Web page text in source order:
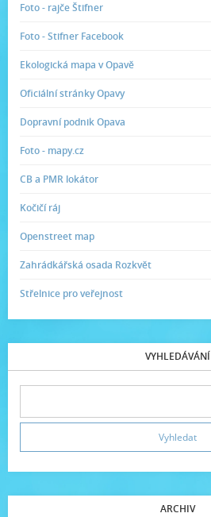
Foto - rajče Štifner
Foto - Stifner Facebook
Ekologická mapa v Opavě
Oficiální stránky Opavy
Dopravní podnik Opava
Foto - mapy.cz
CB a PMR lokátor
Kočičí ráj
Openstreet map
Zahrádkářská osada Rozkvět
Střelnice pro veřejnost
VYHLEDÁVÁNÍ
ARCHIV